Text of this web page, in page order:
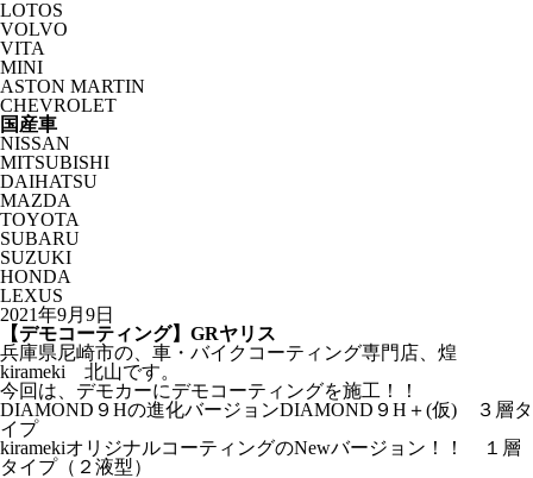
LOTOS
VOLVO
VITA
MINI
ASTON MARTIN
CHEVROLET
国産車
NISSAN
MITSUBISHI
DAIHATSU
MAZDA
TOYOTA
SUBARU
SUZUKI
HONDA
LEXUS
2021年9月9日
【デモコーティング】GRヤリス
兵庫県尼崎市の、車・バイクコーティング専門店、煌
kirameki 北山です。
今回は、デモカーにデモコーティングを施工！！
DIAMOND９Hの進化バージョンDIAMOND９H＋(仮) ３層タ
イプ
kiramekiオリジナルコーティングのNewバージョン！！ １層
タイプ（２液型）